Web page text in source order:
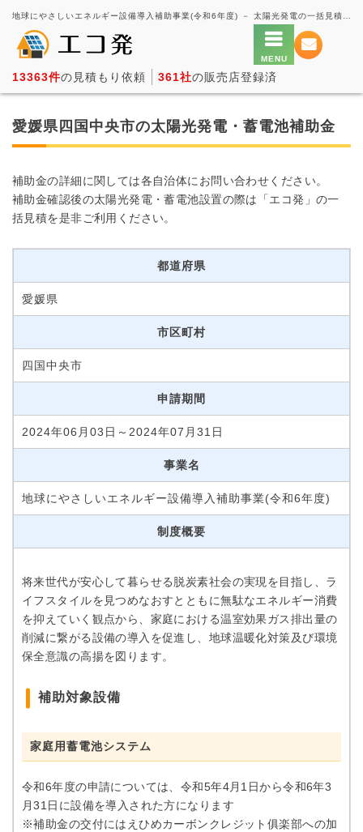
13363件の見積もり依頼 361社の販売店登録済
愛媛県四国中央市の太陽光発電・蓄電池補助金
補助金の詳細に関しては各自治体にお問い合わせください。
補助金確認後の太陽光発電・蓄電池設置の際は「エコ発」の一
括見積を是非ご利用ください。
都道府県
愛媛県
市区町村
四国中央市
申請期間
2024年06月03日～2024年07月31日
事業名
地球にやさしいエネルギー設備導入補助事業(令和6年度)
制度概要
将来世代が安心して暮らせる脱炭素社会の実現を目指し、ラ
イフスタイルを見つめなおすとともに無駄なエネルギー消費
を抑えていく観点から、家庭における温室効果ガス排出量の
削減に繋がる設備の導入を促進し、地球温暖化対策及び環境
保全意識の高揚を図ります。
補助対象設備
家庭用蓄電池システム
令和6年度の申請については、令和5年4月1日から令和6年3
月31日に設備を導入された方になります
※補助金の交付にはえひめカーボンクレジット俱楽部への加